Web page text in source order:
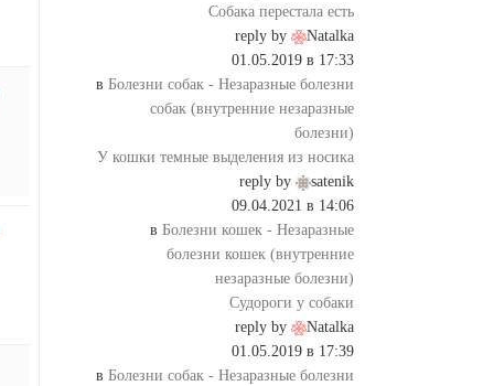
Собака перестала есть
reply by
Natalka
01.05.2019 в 17:33
в Болезни собак - Незаразные болезни
собак (внутренние незаразные
болезни)
У кошки темные выделения из носика
reply by
satenik
09.04.2021 в 14:06
в Болезни кошек - Незаразные
болезни кошек (внутренние
незаразные болезни)
Судороги у собаки
reply by
Natalka
01.05.2019 в 17:39
в Болезни собак - Незаразные болезни